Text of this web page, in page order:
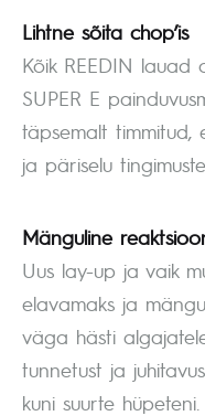
Lihtne sõita chop’is
Kõik REEDIN lauad
SUPER E
täpsemalt timmitud,
ja päriselu
Mänguline
Uus lay-up ja vaik
elavamaks ja
väga hästi
tunnetust ja
kuni suurte hüpeteni.